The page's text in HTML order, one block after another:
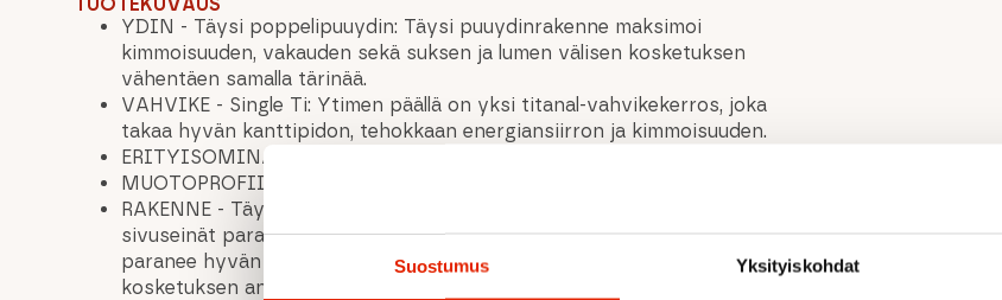
Suostumus Yksityiskohdat
YDIN - Täysi poppelipuuydin: Täysi puuydinrakenne maksimoi
kimmoisuuden, vakauden sekä suksen ja lumen välisen kosketuksen
vähentäen samalla tärinää.
VAHVIKE - Single Ti: Ytimen päällä on yksi titanal-vahvikekerros, joka
takaa hyvän kanttipidon, tehokkaan energiansiirron ja kimmoisuuden.
ERITYISOMINAISUUDET:
MUOTOPROFIILI:
RAKENNE - Täysi Sandwich-kerrosrakenne sivuilla:
sivuseinät parantavat vakautta ja tarkkuutta. Myös suorituskyky
paranee hyvän kanttipidon sekä suksen ja lumen välisen tasaisen
kosketuksen ansiosta.